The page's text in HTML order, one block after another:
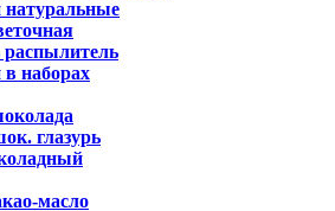
натуральные
распылитель
наборах
глазурь
масло